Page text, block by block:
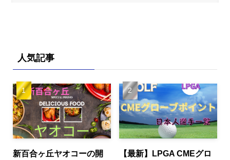
人気記事
新百合ヶ丘ヤオコーの開
【最新】LPGA CMEグロ